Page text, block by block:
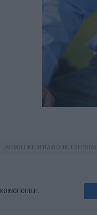
ΔΗΜΟΤΙΚΗ ΒΙΒΛΙΟΘΗΚΗ ΒΕΡΟΙΑΣ
ΚΟΙΝΟΠΟΙΗΣΗ.